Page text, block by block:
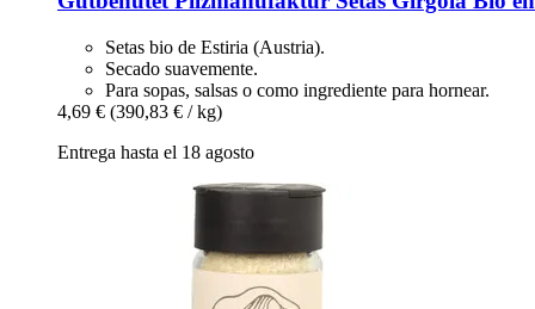
Setas bio de Estiria (Austria).
Secado suavemente.
Para sopas, salsas o como ingrediente para hornear.
4,69 € (390,83 € / kg)
Entrega hasta el 18 agosto